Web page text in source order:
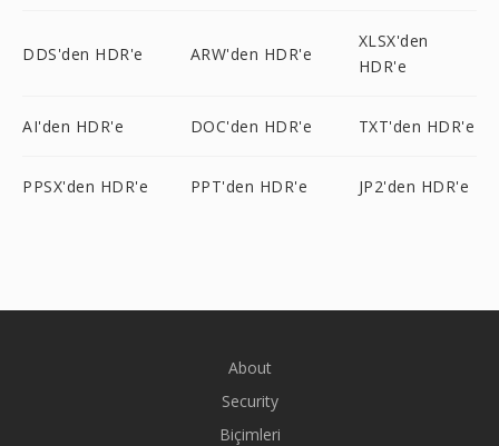
DDS'den HDR'e ARW'den HDR'e
XLSX'den
HDR'e
AI'den HDR'e DOC'den HDR'e TXT'den HDR'e
PPSX'den HDR'e PPT'den HDR'e JP2'den HDR'e
About
Security
Biçimleri